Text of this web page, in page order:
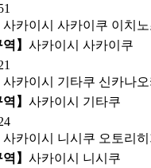
사카이시 사카이쿠 이치
】 사카이시 사카이쿠
사카이시 기타쿠 신카나오
】 사카이시 기타쿠
사카이시 니시쿠 오토리
】 사카이시 니시쿠